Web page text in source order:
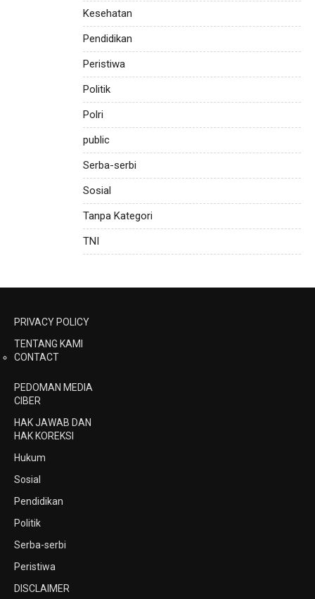
Kesehatan
Pendidikan
Peristiwa
Politik
Polri
public
Serba-serbi
Sosial
Tanpa Kategori
TNI
PRIVACY POLICY
TENTANG KAMI
CONTACT
PEDOMAN MEDIA
CIBER
HAK JAWAB DAN
HAK KOREKSI
Hukum
Sosial
Pendidikan
Politik
Serba-serbi
Peristiwa
DISCLAIMER